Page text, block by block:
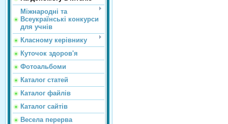
Міжнародні та
Всеукраїнські конкурси
для учнів
Класному керівнику
Куточок здоров'я
Фотоальбоми
Каталог статей
Каталог файлів
Каталог сайтiв
Весела перерва